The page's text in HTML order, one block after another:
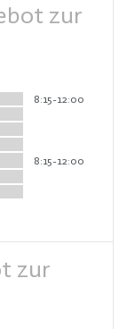
zur
8:15-12:00
8:15-12:00
zur